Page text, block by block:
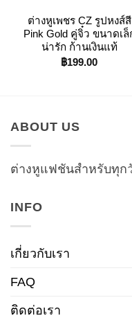
ต่างหูเพชร CZ รูปหงส์สี
Pink Gold คู่จิ๋ว ขนาดเล็
น่ารัก ก้านเงินแท้
฿199.00
ABOUT US
ต่างหูแฟชันสำหรับทุ
INFO
เกี่ยวกับเรา
FAQ
ติดต่อเรา